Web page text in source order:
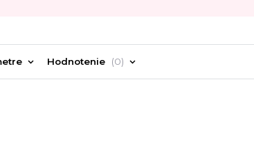
Hodnotenie 0